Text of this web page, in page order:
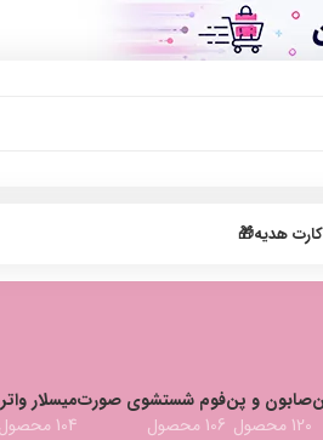
کارت هدیه🎁
صابون و پن
120 محصول
فوم شستشوی صورت
106 محصول
میسلار واتر
104 محصول